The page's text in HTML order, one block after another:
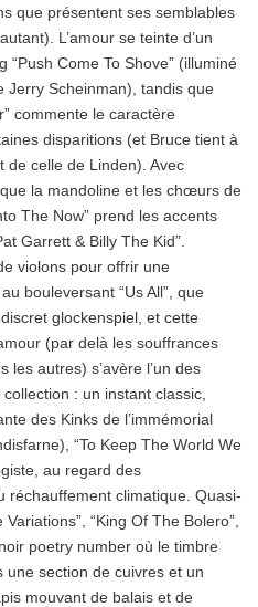
que présentent ses semblables
L’amour se teinte d’un
Come To Shove” (illuminé
Jerry Scheinman), tandis que
commente le caractère
disparitions (et Bruce tient à
de celle de Linden). Avec
la mandoline et les chœurs de
The Now” prend les accents
Garrett & Billy The Kid”.
violons pour offrir une
bouleversant “Us All”, que
glockenspiel, et cette
(par delà les souffrances
les autres) s’avère l’un des
: un instant classic,
des Kinks de l’immémorial
“To Keep The World We
au regard des
réchauffement climatique. Quasi-
“King Of The Bolero”,
poetry number où le timbre
une section de cuivres et un
mouvant de balais et de